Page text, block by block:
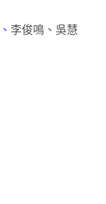
、 李俊鳴、吳慧